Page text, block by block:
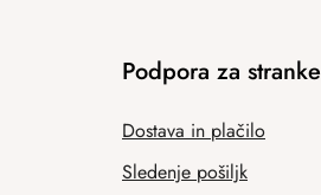
Podpora za stranke
Dostava in plačilo
Sledenje pošiljk